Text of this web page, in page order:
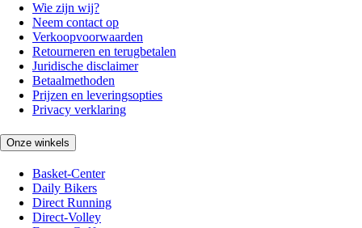
Wie zijn wij?
Neem contact op
Verkoopvoorwaarden
Retourneren en terugbetalen
Juridische disclaimer
Betaalmethoden
Prijzen en leveringsopties
Privacy verklaring
Onze winkels
Basket-Center
Daily Bikers
Direct Running
Direct-Volley